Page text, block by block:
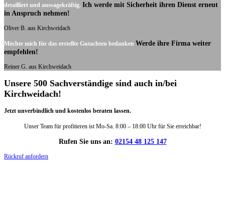
detailliert und aussagekräftig. Ich werde mit Sicherheit ihren Dienst erneut
in Anspruch nehmen!
Oliver B. aus Kirchweidach
Möchte mich für das erstellte Gutachten bedanken Werde ihre Firma weiter
empfehlen!
Reiner G. aus Kirchweidach
Unsere 500 Sachverständige sind auch in/bei
Kirchweidach!
Jetzt unverbindlich und kostenlos beraten lassen.
Unser Team für profitieren ist Mo-Sa. 8:00 – 18:00 Uhr für Sie erreichbar!
Rufen Sie uns an: 02154 48 125 147
Rückruf anfordern